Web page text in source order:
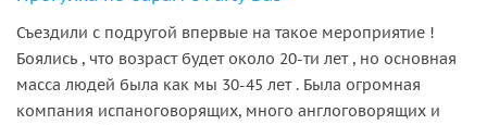
Съездили с подругой впервые на такое мероприятие !
Боялись , что возраст будет около 20-ти лет , но основная
масса людей была как мы 30-45 лет . Была огромная
компания испаноговорящих, много англоговорящих и